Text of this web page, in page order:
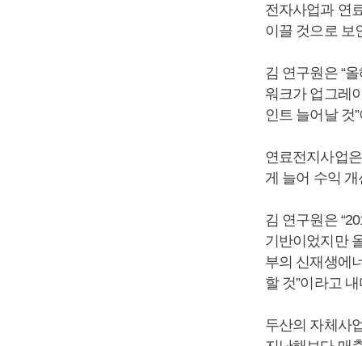
전자사업과 연
이끌 것으로 보
김 연구원은 “
워크가 업그레
인트 늘어날 것
연료전지사업
게 늘어 수익
김 연구원은
기반이었지만
부의 신재생에
할 것”이라고
두산의 자체사